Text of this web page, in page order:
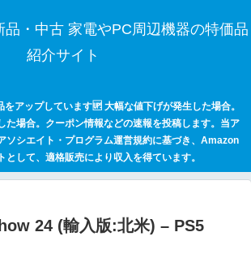
品・中古 家電やPC周辺機器の特価品
紹介サイト
アップしています🆙 大幅な値下げが発生した場合。
た場合。クーポン情報などの速報を投稿します。当ア
ソシエイト・プログラム運営規約に基づき、Amazon
として、適格販売により収入を得ています。
24 (輸入版:北米) – PS5